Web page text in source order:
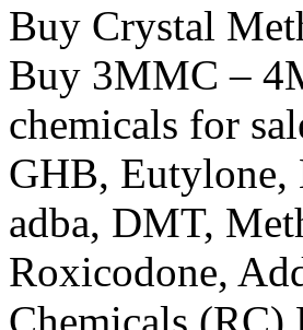
Buy Crystal
Buy 3MMC –
chemicals for
GHB,
adba, DMT,
Roxicodone,
Chemicals (RC)